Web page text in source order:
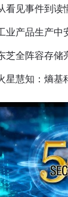
安全产品，四
看见事件到读
IQ 3.20开启
业产品生产中
实践与探讨
芝全阵容存储
以海量数据
验
星慧知：熵基
的认知中枢